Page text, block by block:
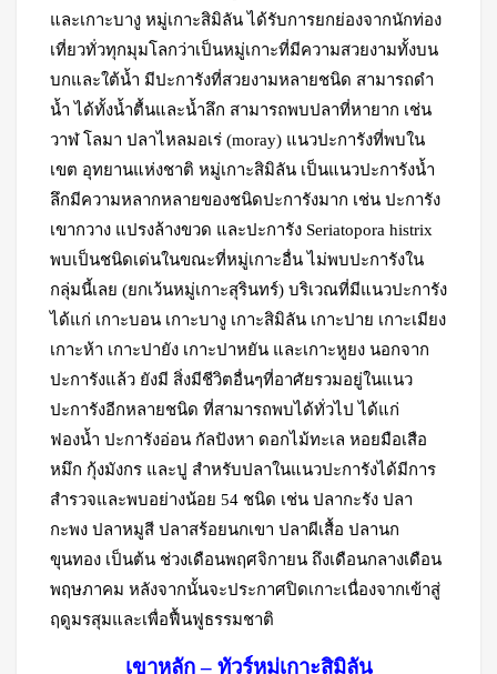
และเกาะบางู หมู่เกาะสิมิลัน ได้รับการยกย่องจากนักท่อง
เที่ยวทั่วทุกมุมโลกว่าเป็นหมู่เกาะที่มีความสวยงามทั้งบน
บกและใต้น้ำ มีปะการังที่สวยงามหลายชนิด สามารถดำ
น้ำ ได้ทั้งน้ำตื้นและน้ำลึก สามารถพบปลาที่หายาก เช่น
วาฬ โลมา ปลาไหลมอเร่ (moray) แนวปะการังที่พบใน
เขต อุทยานแห่งชาติ หมู่เกาะสิมิลัน เป็นแนวปะการังน้ำ
ลึกมีความหลากหลายของชนิดปะการังมาก เช่น ปะการัง
เขากวาง แปรงล้างขวด และปะการัง Seriatopora histrix
พบเป็นชนิดเด่นในขณะที่หมู่เกาะอื่น ไม่พบปะการังใน
กลุ่มนี้เลย (ยกเว้นหมู่เกาะสุรินทร์) บริเวณที่มีแนวปะการัง
ได้แก่ เกาะบอน เกาะบางู เกาะสิมิลัน เกาะปาย เกาะเมียง
เกาะห้า เกาะปายัง เกาะปาหยัน และเกาะหูยง นอกจาก
ปะการังแล้ว ยังมี สิ่งมีชีวิตอื่นๆที่อาศัยรวมอยู่ในแนว
ปะการังอีกหลายชนิด ที่สามารถพบได้ทั่วไป ได้แก่
ฟองน้ำ ปะการังอ่อน กัลปังหา ดอกไม้ทะเล หอยมือเสือ
หมึก กุ้งมังกร และปู สำหรับปลาในแนวปะการังได้มีการ
สำรวจและพบอย่างน้อย 54 ชนิด เช่น ปลากะรัง ปลา
กะพง ปลาหมูสี ปลาสร้อยนกเขา ปลาผีเสื้อ ปลานก
ขุนทอง เป็นต้น ช่วงเดือนพฤศจิกายน ถึงเดือนกลางเดือน
พฤษภาคม หลังจากนั้นจะประกาศปิดเกาะเนื่องจากเข้าสู่
ฤดูมรสุมและเพื่อฟื้นฟูธรรมชาติ
เขาหลัก – ทัวร์หมู่เกาะสิมิลัน